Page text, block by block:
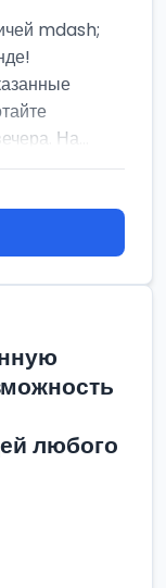
mdash;
На...
любого